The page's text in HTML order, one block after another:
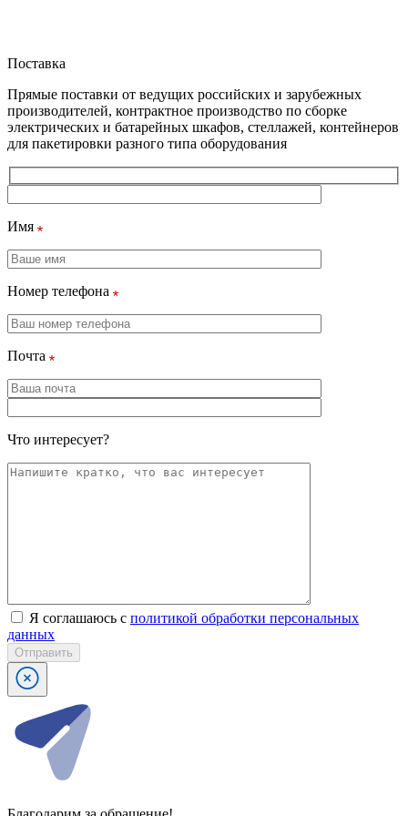
Поставка
Прямые поставки от ведущих российских и зарубежных
производителей, контрактное производство по сборке
электрических и батарейных шкафов, стеллажей, контейнеров
для пакетировки разного типа оборудования
Имя
Номер телефона
Почта
Что интересует?
Я соглашаюсь с политикой обработки персональных
данных
Отправить